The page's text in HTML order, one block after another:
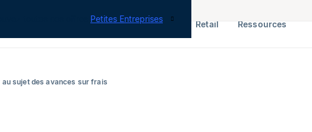
Petites Entreprises
ERP Finance Retail Ressources
sujet des avances sur frais